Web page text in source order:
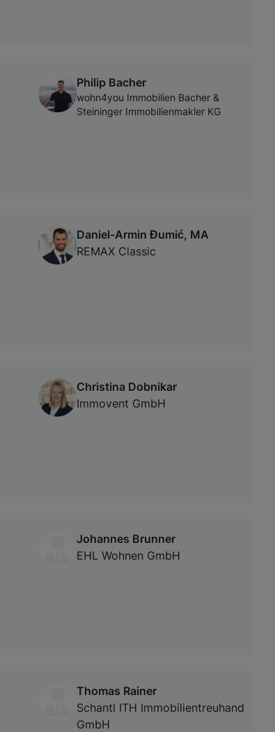
Philip Bacher
wohn4you Immobilien Bacher &
Steininger Immobilienmakler KG
Daniel-Armin Đumić, MA
REMAX Classic
Christina Dobnikar
Immovent GmbH
Johannes Brunner
EHL Wohnen GmbH
Thomas Rainer
Schantl ITH Immobilientreuhand
GmbH